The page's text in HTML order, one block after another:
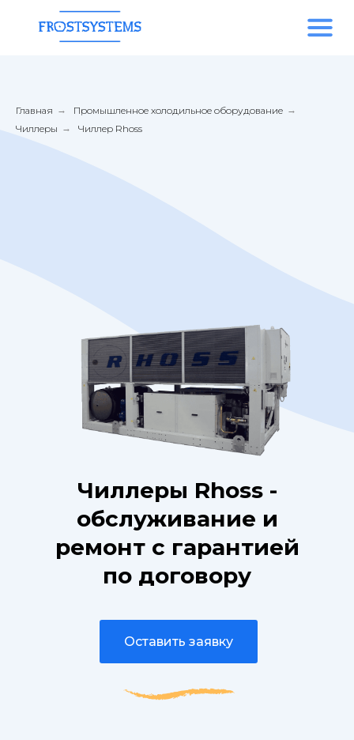
Главная → Промышленное холодильное оборудование →
Чиллеры → Чиллер Rhoss
Чиллеры Rhoss -
обслуживание и
ремонт с гарантией
по договору
Оставить заявку